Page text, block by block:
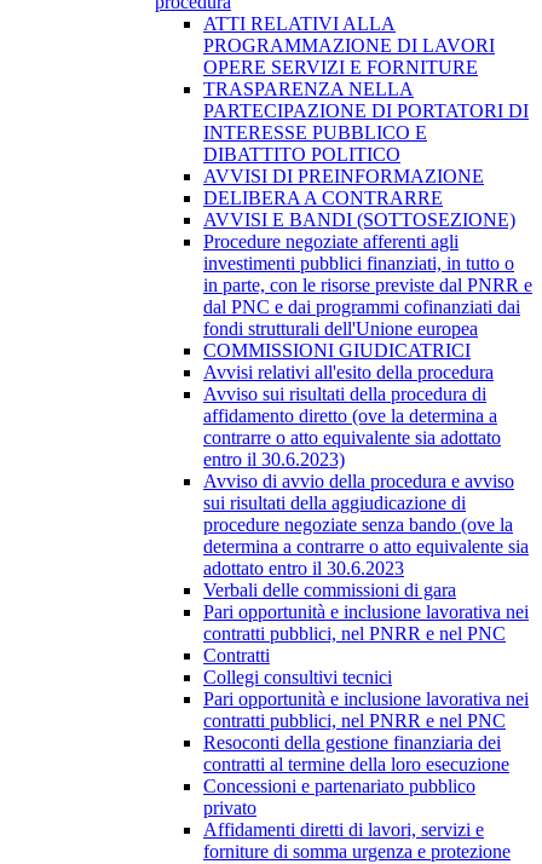
ATTI RELATIVI ALLA
PROGRAMMAZIONE DI LAVORI
OPERE SERVIZI E FORNITURE
TRASPARENZA NELLA
PARTECIPAZIONE DI PORTATORI DI
INTERESSE PUBBLICO E
DIBATTITO POLITICO
AVVISI DI PREINFORMAZIONE
DELIBERA A CONTRARRE
AVVISI E BANDI (SOTTOSEZIONE)
Procedure negoziate afferenti agli
investimenti pubblici finanziati, in tutto o
in parte, con le risorse previste dal PNRR e
dal PNC e dai programmi cofinanziati dai
fondi strutturali dell'Unione europea
COMMISSIONI GIUDICATRICI
Avvisi relativi all'esito della procedura
Avviso sui risultati della procedura di
affidamento diretto (ove la determina a
contrarre o atto equivalente sia adottato
entro il 30.6.2023)
Avviso di avvio della procedura e avviso
sui risultati della aggiudicazione di
procedure negoziate senza bando (ove la
determina a contrarre o atto equivalente sia
adottato entro il 30.6.2023
Verbali delle commissioni di gara
Pari opportunità e inclusione lavorativa nei
contratti pubblici, nel PNRR e nel PNC
Contratti
Collegi consultivi tecnici
Pari opportunità e inclusione lavorativa nei
contratti pubblici, nel PNRR e nel PNC
Resoconti della gestione finanziaria dei
contratti al termine della loro esecuzione
Concessioni e partenariato pubblico
privato
Affidamenti diretti di lavori, servizi e
forniture di somma urgenza e protezione